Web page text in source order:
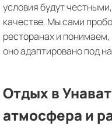
условия будут
качестве. Мы сами
ресторанах и
оно адаптировано под
Отдых в
атмосфера и